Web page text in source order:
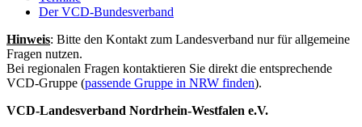
Der VCD-Bundesverband
Hinweis: Bitte den Kontakt zum Landesverband nur für allgemeine
Fragen nutzen.
Bei regionalen Fragen kontaktieren Sie direkt die entsprechende
VCD-Gruppe (passende Gruppe in NRW finden).
VCD-Landesverband Nordrhein-Westfalen e.V.